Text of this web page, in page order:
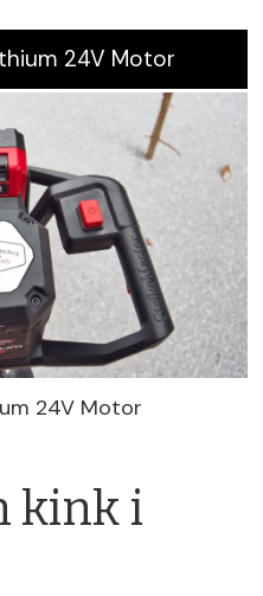
24V Motor
24V Motor
kink i